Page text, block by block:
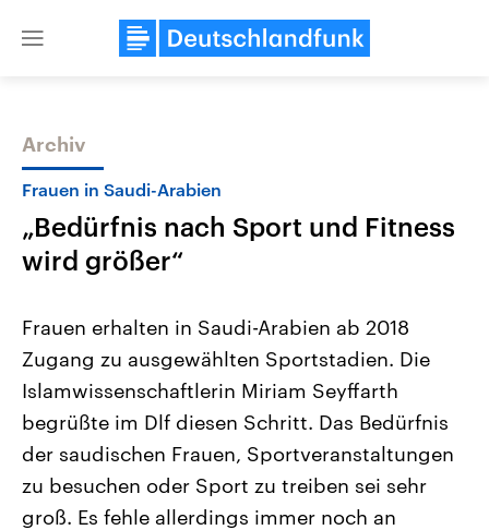
Close
Themen
Landtagswahl Sachsen-Anhalt
2026
Alle Informationen
Sachsen-Anhalt wählt am 6.
September 2026 einen neuen
Landtag. Seit 2021 wird das
Bundesland von einer Koalition aus
CDU, SPD und FDP regiert.-
Umfragen, Prognosen,
USA
Aktuelle Beiträge,
Hintergründe
Wirtschaftlich und
gehören die Vereinigten
den mächtigsten Ländern
mit großem Einfluss auf
Archiv
Frauen in Saudi-Arabien
„Bedürfnis nach Sport und Fitness
wird größer“
Frauen erhalten in Saudi-Arabien ab 2018
Zugang zu ausgewählten Sportstadien. Die
Islamwissenschaftlerin Miriam Seyffarth
begrüßte im Dlf diesen Schritt. Das Bedürfnis
der saudischen Frauen, Sportveranstaltungen
zu besuchen oder Sport zu treiben sei sehr
groß. Es fehle allerdings immer noch an